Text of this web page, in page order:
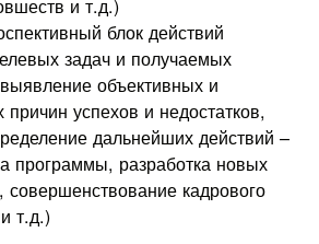
блок действий
задач и получаемых
объективных и
причин успехов и недостатков,
дальнейших действий –
программы, разработка новых
совершенствование кадрового
т.д.)